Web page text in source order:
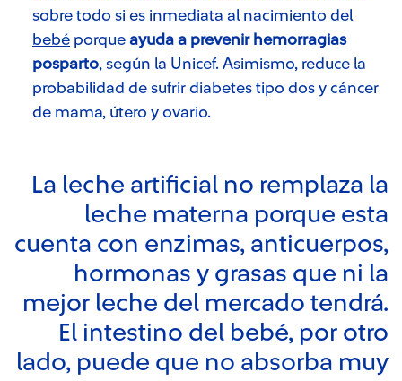
sobre todo si es inmediata al nacimiento del
bebé porque ayuda a prevenir hemorragias
posparto, según la Unicef. Asimismo, reduce la
probabilidad de sufrir diabetes tipo dos y cáncer
de mama, útero y ovario.
La leche artificial no remplaza la
leche materna porque esta
cuenta con enzimas, anticuerpos,
hormonas y grasas que ni la
mejor leche del mercado tendrá.
El intestino del bebé, por otro
lado, puede que no absorba muy